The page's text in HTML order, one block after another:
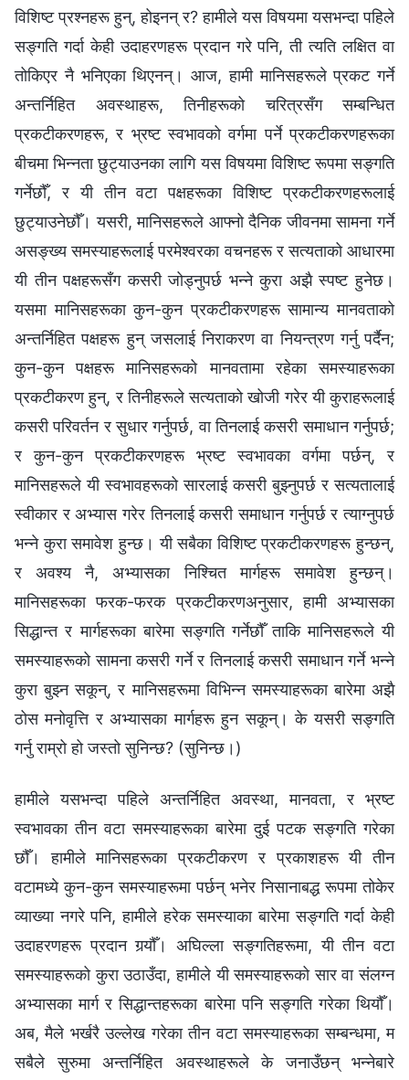
विशिष्ट प्रश्‍नहरू हुन्, होइनन् र? हामीले यस विषयमा यसभन्दा पहिले
सङ्गति गर्दा केही उदाहरणहरू प्रदान गरे पनि, ती त्यति लक्षित वा
तोकिएर नै भनिएका थिएनन्। आज, हामी मानिसहरूले प्रकट गर्ने
अन्तर्निहित अवस्थाहरू, तिनीहरूको चरित्रसँग सम्बन्धित
प्रकटीकरणहरू, र भ्रष्ट स्वभावको वर्गमा पर्ने प्रकटीकरणहरूका
बीचमा भिन्‍नता छुट्याउनका लागि यस विषयमा विशिष्ट रूपमा सङ्गति
गर्नेछौँ, र यी तीन वटा पक्षहरूका विशिष्ट प्रकटीकरणहरूलाई
छुट्याउनेछौँ। यसरी, मानिसहरूले आफ्नो दैनिक जीवनमा सामना गर्ने
असङ्ख्य समस्याहरूलाई परमेश्‍वरका वचनहरू र सत्यताको आधारमा
यी तीन पक्षहरूसँग कसरी जोड्नुपर्छ भन्‍ने कुरा अझै स्पष्ट हुनेछ।
यसमा मानिसहरूका कुन-कुन प्रकटीकरणहरू सामान्य मानवताको
अन्तर्निहित पक्षहरू हुन् जसलाई निराकरण वा नियन्त्रण गर्नु पर्दैन;
कुन-कुन पक्षहरू मानिसहरूको मानवतामा रहेका समस्याहरूका
प्रकटीकरण हुन्, र तिनीहरूले सत्यताको खोजी गरेर यी कुराहरूलाई
कसरी परिवर्तन र सुधार गर्नुपर्छ, वा तिनलाई कसरी समाधान गर्नुपर्छ;
र कुन-कुन प्रकटीकरणहरू भ्रष्ट स्वभावका वर्गमा पर्छन्, र
मानिसहरूले यी स्वभावहरूको सारलाई कसरी बुझ्नुपर्छ र सत्यतालाई
स्वीकार र अभ्यास गरेर तिनलाई कसरी समाधान गर्नुपर्छ र त्याग्‍नुपर्छ
भन्‍ने कुरा समावेश हुन्छ। यी सबैका विशिष्ट प्रकटीकरणहरू हुन्छन्,
र अवश्य नै, अभ्यासका निश्‍चित मार्गहरू समावेश हुन्छन्।
मानिसहरूका फरक-फरक प्रकटीकरणअनुसार, हामी अभ्यासका
सिद्धान्त र मार्गहरूका बारेमा सङ्गति गर्नेछौँ ताकि मानिसहरूले यी
समस्याहरूको सामना कसरी गर्ने र तिनलाई कसरी समाधान गर्ने भन्‍ने
कुरा बुझ्न सकून्, र मानिसहरूमा विभिन्‍न समस्याहरूका बारेमा अझै
ठोस मनोवृत्ति र अभ्यासका मार्गहरू हुन सकून्। के यसरी सङ्गति
गर्नु राम्रो हो जस्तो सुनिन्छ? (सुनिन्छ।)
हामीले यसभन्दा पहिले अन्तर्निहित अवस्था, मानवता, र भ्रष्ट
स्वभावका तीन वटा समस्याहरूका बारेमा दुई पटक सङ्गति गरेका
छौँ। हामीले मानिसहरूका प्रकटीकरण र प्रकाशहरू यी तीन
वटामध्ये कुन-कुन समस्याहरूमा पर्छन् भनेर निसानाबद्ध रूपमा तोकेर
व्याख्या नगरे पनि, हामीले हरेक समस्याका बारेमा सङ्गति गर्दा केही
उदाहरणहरू प्रदान गर्‍यौँ। अघिल्‍ला सङ्गतिहरूमा, यी तीन वटा
समस्याहरूको कुरा उठाउँदा, हामीले यी समस्याहरूको सार वा संलग्‍न
अभ्यासका मार्ग र सिद्धान्तहरूका बारेमा पनि सङ्गति गरेका थियौँ।
अब, मैले भर्खरै उल्लेख गरेका तीन वटा समस्याहरूका सम्बन्धमा, म
सबैले सुरुमा अन्तर्निहित अवस्थाहरूले के जनाउँछन् भन्‍नेबारे